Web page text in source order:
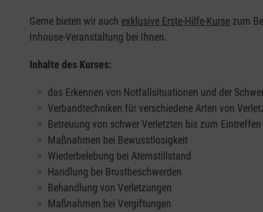
Gerne bieten wir auch exklusive Erste-Hilfe-Kurse zum
Inhouse-Veranstaltung bei Ihnen.
Inhalte des Kurses:
das Erkennen von Notfallsituationen und der
Verbandtechniken für verschiedene Arten von
Betreuung von schwer Verletzten bis zum
Maßnahmen bei Bewusstlosigkeit
Wiederbelebung bei Atemstillstand
Handlung bei Brustbeschwerden
Behandlung von Verletzungen
Maßnahmen bei Vergiftungen